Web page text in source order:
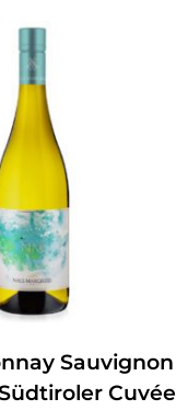
PRODUKT
Sauvignon
Cuvée